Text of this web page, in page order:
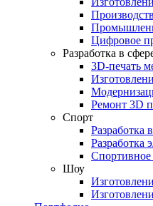
Цифровое
Разработка в
3D-печать
Ремонт 3D
Спорт
Разработка
Разработка
Спортивное
Шоу